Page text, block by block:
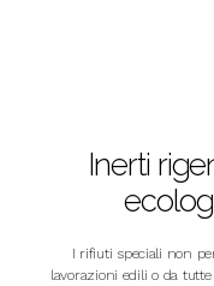
Inerti
I rifiuti speciali non
lavorazioni edili o da